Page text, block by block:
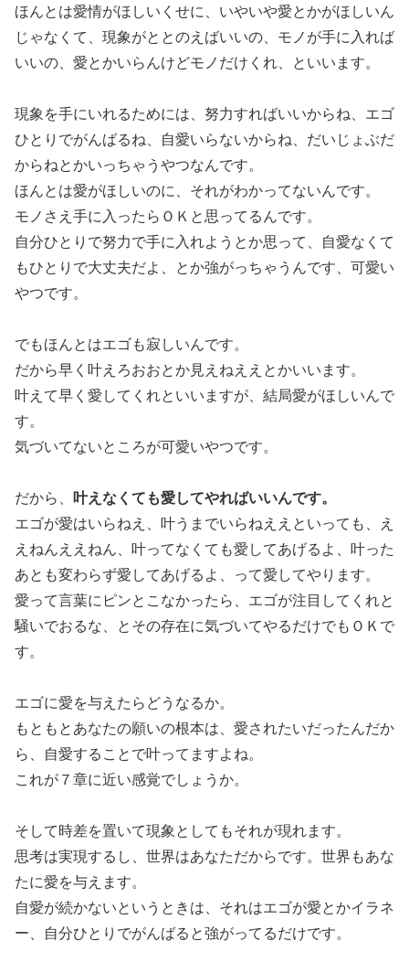
ほんとは愛情がほしいくせに、いやいや愛とかがほしいん
じゃなくて、現象がととのえばいいの、モノが手に入れば
いいの、愛とかいらんけどモノだけくれ、といいます。
現象を手にいれるためには、努力すればいいからね、エゴ
ひとりでがんばるね、自愛いらないからね、だいじょぶだ
からねとかいっちゃうやつなんです。
ほんとは愛がほしいのに、それがわかってないんです。
モノさえ手に入ったらＯＫと思ってるんです。
自分ひとりで努力で手に入れようとか思って、自愛なくて
もひとりで大丈夫だよ、とか強がっちゃうんです、可愛い
やつです。
でもほんとはエゴも寂しいんです。
だから早く叶えろおおとか見えねええとかいいます。
叶えて早く愛してくれといいますが、結局愛がほしいんで
す。
気づいてないところが可愛いやつです。
だから、 叶えなくても愛してやればいいんです。
エゴが愛はいらねえ、叶うまでいらねええといっても、え
えねんええねん、叶ってなくても愛してあげるよ、叶った
あとも変わらず愛してあげるよ、って愛してやります。
愛って言葉にピンとこなかったら、エゴが注目してくれと
騒いでおるな、とその存在に気づいてやるだけでもＯＫで
す。
エゴに愛を与えたらどうなるか。
もともとあなたの願いの根本は、愛されたいだったんだか
ら、自愛することで叶ってますよね。
これが７章に近い感覚でしょうか。
そして時差を置いて現象としてもそれが現れます。
思考は実現するし、世界はあなただからです。世界もあな
たに愛を与えます。
自愛が続かないというときは、それはエゴが愛とかイラネ
ー、自分ひとりでがんばると強がってるだけです。